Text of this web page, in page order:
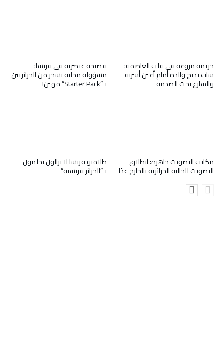
فضيحة عنصرية في فرنسا:
مسؤولة محلية تسخر من الجزائريين
بـ”Starter Pack” مهين!
جريمة مروعة في قلب العاصمة:
شاب يذبح والده أمام أعين أسرته
والشارع تحت الصدمة
ظلاميو فرنسا لا يزالون يحلمون
بـ”الجزائر فرنسية”
مكاتب التصويت جاهزة: انطلاق
التصويت للجالية الجزائرية بالخارج غدًا